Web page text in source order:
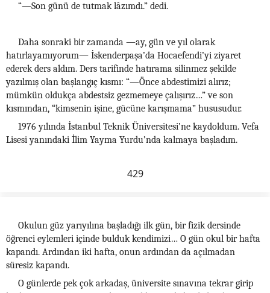
“—Son günü de tutmak lâzımdı.” dedi.
Daha sonraki bir zamanda —ay, gün ve yıl olarak
hatırlayamıyorum— İskenderpaşa’da Hocaefendi’yi ziyaret
ederek ders aldım. Ders tarifinde hatırama silinmez şekilde
yazılmış olan başlangıç kısmı: “—Önce abdestimizi alırız;
mümkün oldukça abdestsiz gezmemeye çalışırız…” ve son
kısmından, “kimsenin işine, gücüne karışmama” hususudur.
1976 yılında İstanbul Teknik Üniversitesi’ne kaydoldum. Vefa
Lisesi yanındaki İlim Yayma Yurdu’nda kalmaya başladım.
429
Okulun güz yarıyılına başladığı ilk gün, bir fizik dersinde
öğrenci eylemleri içinde bulduk kendimizi… O gün okul bir hafta
kapandı. Ardından iki hafta, onun ardından da açılmadan
süresiz kapandı.
O günlerde pek çok arkadaş, üniversite sınavına tekrar girip